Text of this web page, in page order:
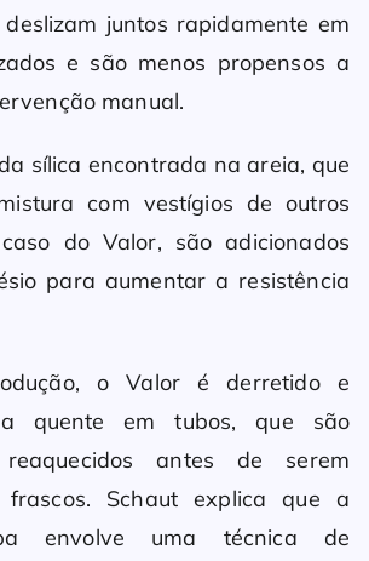
juntos rapidamente em
e são menos propensos a
manual.
sílica encontrada na areia, que
com vestígios de outros
do Valor, são adicionados
para aumentar a resistência
o Valor é derretido e
quente em tubos, que são
antes de serem
frascos. Schaut explica que a
envolve uma técnica de